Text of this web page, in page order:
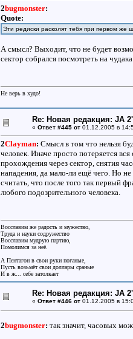
2bugmonster:
Quote:
Эти редиски расколят тебя при первом же
А смысл? Выходит, что не будет
сектор собрался посмотреть на
Не верь в худо!
Re: Новая редакция: JA
« Ответ #445 от01.12.2005 в
2Clayman: Смысл в том что нельзя
человек. Иначе просто потеряется
прохождения через сектор, снятия
нападения, да мало-ли ещё чего. Но
считать, что после того так первый
любого подозрительного человека.
Восславим же радость и мужество,
Труда и науки содружество
Восславим мудрую партию,
Помолимся за неё.
А Пентагон в свои руки поганые,
Пусть возьмёт свои доллары сраные
И в ж... себе затолкает
Re: Новая редакция: JA
« Ответ #446 от01.12.2005 в
2bugmonster: так значит, часовых